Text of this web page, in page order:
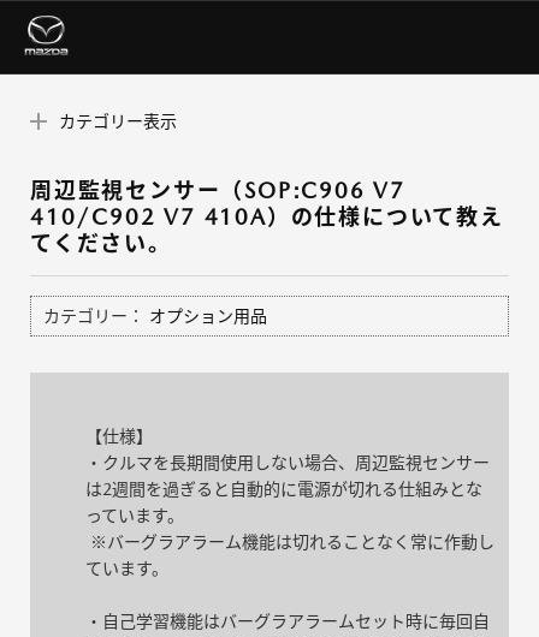
カテゴリー表示
周辺監視センサー（SOP:C906 V7
410/C902 V7 410A）の仕様について教え
てください。
カテゴリー： オプション用品
【仕様】
・クルマを長期間使用しない場合、周辺監視センサー
は2週間を過ぎると自動的に電源が切れる仕組みとな
っています。
※バーグラアラーム機能は切れることなく常に作動し
ています。
・自己学習機能はバーグラアラームセット時に毎回自